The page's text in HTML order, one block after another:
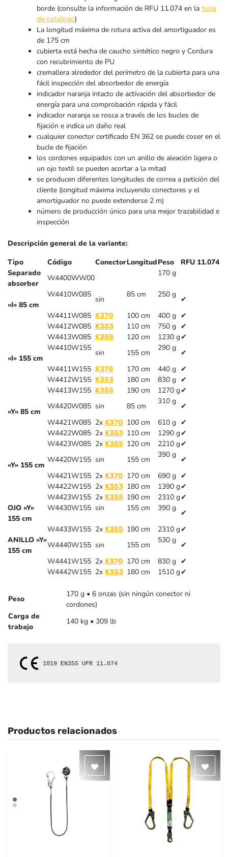
borde (consulte la información de RFU 11.074 en la hoja
de catálogo)
La longitud máxima de rotura activa del amortiguador es
de 175 cm
cubierta está hecha de caucho sintético negro y Cordura
con recubrimiento de PU
cremallera alrededor del perímetro de la cubierta para una
fácil inspección del absorbedor de energía
indicador naranja intacto de activación del absorbedor de
energía para una comprobación rápida y fácil
indicador naranja se rosca a través de los bucles de
fijación e indica un daño real
cualquier conector certificado EN 362 se puede coser en el
bucle de fijación
los cordones equipados con un anillo de aleación ligera o
un ojo textil se pueden acortar a la mitad
se producen diferentes longitudes de correa a petición del
cliente (longitud máxima incluyendo conectores y el
amortiguador no puede extenderse 2 m)
número de producción único para una mejor trazabilidad e
inspección
Descripción general de la variante:
Tipo
Código ConectorLongitudPeso
RFU 11.074
Separado
absorber
W4400WW00
170 g
«I» 85 cm
W4410W085
sin
85 cm 250 g
✔
W4411W085 K370 100 cm 400 g ✔
W4412W085 K353 110 cm 750 g ✔
W4413W085 K355 120 cm 1230 g✔
«I» 155 cm
W4410W155
sin 155 cm
290 g
✔
W4411W155 K370 170 cm 440 g ✔
W4412W155 K353 180 cm 830 g ✔
W4413W155 K355 190 cm 1270 g✔
«Y» 85 cm
W4420W085 sin 85 cm
310 g
✔
W4421W085 2x K370 100 cm 610 g ✔
W4422W085 2x K353 110 cm 1290 g✔
W4423W085 2x K355 120 cm 2210 g✔
«Y» 155 cm
W4420W155 sin 155 cm
390 g
✔
W4421W155 2x K370 170 cm 690 g ✔
W4422W155 2x K353 180 cm 1390 g✔
W4423W155 2x K355 190 cm 2310 g✔
OJO «Y»
155 cm
W4430W155 sin 155 cm 390 g
✔
W4433W155 2x K355 190 cm 2310 g✔
ANILLO «Y»
155 cm
W4440W155 sin 155 cm
530 g
✔
W4441W155 2x K370 170 cm 830 g ✔
W4442W155 2x K353 180 cm 1510 g✔
Peso
170 g • 6 onzas (sin ningún conector ni
cordones)
Carga de
trabajo
140 kg • 309 lb
1019 EN355 UFR 11.074
Productos relacionados